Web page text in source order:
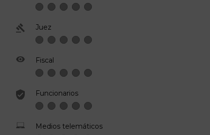
Juez
Fiscal
Funcionarios
Medios telemáticos